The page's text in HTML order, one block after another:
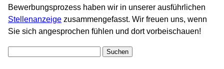
Bewerbungsprozess haben wir in unserer ausführlichen
Stellenanzeige zusammengefasst. Wir freuen uns, wenn
Sie sich angesprochen fühlen und dort vorbeischauen!